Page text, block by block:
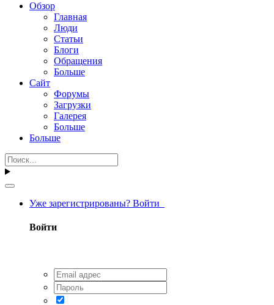
Обзор
Главная
Люди
Статьи
Блоги
Обращения
Больше
Сайт
Форумы
Загрузки
Галерея
Больше
Больше
Уже зарегистрированы? Войти
Войти